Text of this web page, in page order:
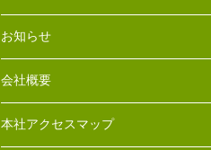
お知らせ
会社概要
本社アクセスマップ